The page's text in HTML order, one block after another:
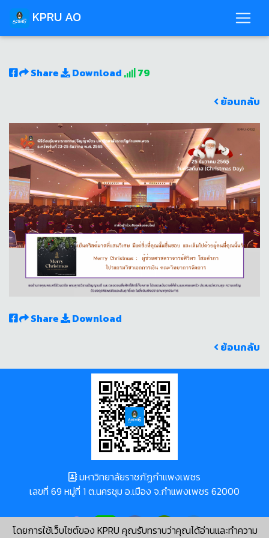
KPRU AO
Share Download
79
ย้อนกลับ
Share
Download
ย้อนกลับ
โดยการใช้เว็บไซต์ของ KPRU คุณรับทราบว่าคุณได้อ่านและทำความ
มหาวิทยาลัยราชภัฏกำแพงเพชร
เลขที่ 69 หมู่ที่ 1 ต.นครชุม อ.เมือง จ.กำแพงเพชร 62000